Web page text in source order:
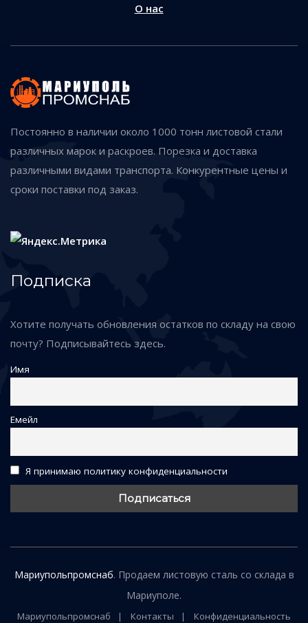
О нас
Постоянно в наличии около 1000 тонн листовой стали
различных марок и раскроев. Порезка и доставка
различными видами транспорта. Конкурентные цены и
сроки поставки под заказ.
Подписка
Хотите получать обновления остатков по складу на свою
почту? Подписывайтесь здесь.
Имя
Емейл
Я принимаю политику конфиденциальности
Мариупольпромснаб. Продаем листовую сталь со склада в
Мариуполе.
Мариупольпромснаб Контакты Конфиденциальность